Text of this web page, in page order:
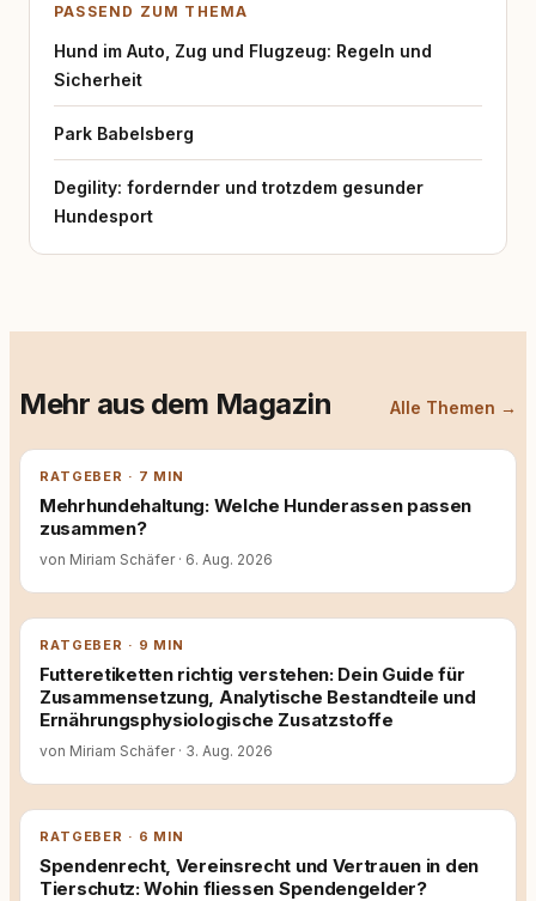
PASSEND ZUM THEMA
Hund im Auto, Zug und Flugzeug: Regeln und
Sicherheit
Park Babelsberg
Degility: fordernder und trotzdem gesunder
Hundesport
Mehr aus dem Magazin Alle Themen →
RATGEBER · 7 MIN
Mehrhundehaltung: Welche Hunderassen passen
zusammen?
von Miriam Schäfer · 6. Aug. 2026
RATGEBER · 9 MIN
Futteretiketten richtig verstehen: Dein Guide für
Zusammensetzung, Analytische Bestandteile und
Ernährungsphysiologische Zusatzstoffe
von Miriam Schäfer · 3. Aug. 2026
RATGEBER · 6 MIN
Spendenrecht, Vereinsrecht und Vertrauen in den
Tierschutz: Wohin fliessen Spendengelder?